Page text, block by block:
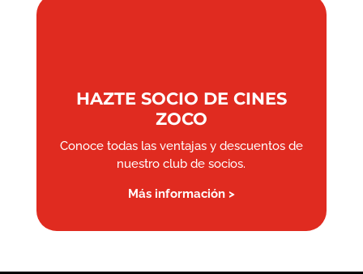
HAZTE SOCIO DE CINES
ZOCO
Conoce todas las ventajas y descuentos de
nuestro club de socios.
Más información >